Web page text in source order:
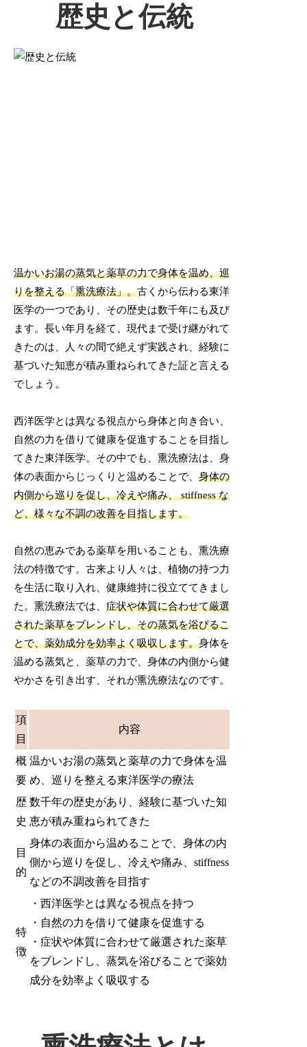
歴史と伝統
温かいお湯の蒸気と薬草の力で身体を温め、巡
りを整える「熏洗療法」。古くから伝わる東洋
医学の一つであり、その歴史は数千年にも及び
ます。長い年月を経て、現代まで受け継がれて
きたのは、人々の間で絶えず実践され、経験に
基づいた知恵が積み重ねられてきた証と言える
でしょう。
西洋医学とは異なる視点から身体と向き合い、
自然の力を借りて健康を促進することを目指し
てきた東洋医学。その中でも、熏洗療法は、身
体の表面からじっくりと温めることで、身体の
内側から巡りを促し、冷えや痛み、 stiffness な
ど、様々な不調の改善を目指します。
自然の恵みである薬草を用いることも、熏洗療
法の特徴です。古来より人々は、植物の持つ力
を生活に取り入れ、健康維持に役立ててきまし
た。熏洗療法では、症状や体質に合わせて厳選
された薬草をブレンドし、その蒸気を浴びるこ
とで、薬効成分を効率よく吸収します。身体を
温める蒸気と、薬草の力で、身体の内側から健
やかさを引き出す、それが熏洗療法なのです。
項
目
内容
概
要
温かいお湯の蒸気と薬草の力で身体を温
め、巡りを整える東洋医学の療法
歴
史
数千年の歴史があり、経験に基づいた知
恵が積み重ねられてきた
目
的
身体の表面から温めることで、身体の内
側から巡りを促し、冷えや痛み、stiffness
などの不調改善を目指す
特
徴
・西洋医学とは異なる視点を持つ
・自然の力を借りて健康を促進する
・症状や体質に合わせて厳選された薬草
をブレンドし、蒸気を浴びることで薬効
成分を効率よく吸収する